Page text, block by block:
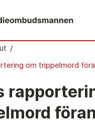
systemet
Medieombudsmannen
Etiknämnd fattar de
/
om trippelmord